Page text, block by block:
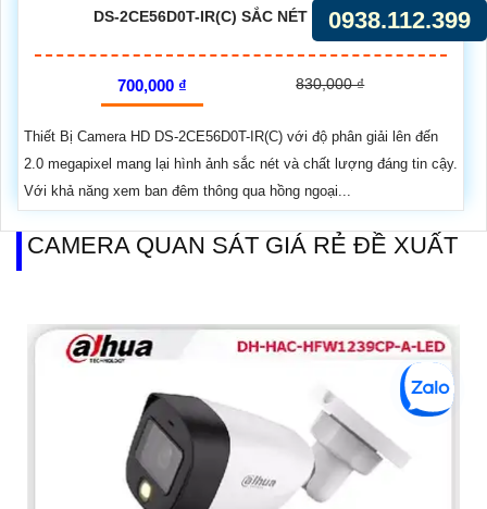
DS-2CE56D0T-IR(C) SẮC NÉT HIKVISION
700,000 ₫ 830,000 ₫
Thiết Bị Camera HD DS-2CE56D0T-IR(C) với độ phân giải lên đến
2.0 megapixel mang lại hình ảnh sắc nét và chất lượng đáng tin cậy.
Với khả năng xem ban đêm thông qua hồng ngoại...
CAMERA QUAN SÁT GIÁ RẺ ĐỀ XUẤT
0938.112.399